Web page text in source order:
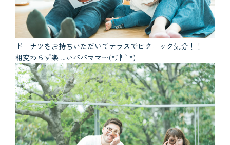
ドーナツをお持ちいただいてテラスでピクニック気分！！
相変わらず楽しいパパママ〜(*´艸｀*)